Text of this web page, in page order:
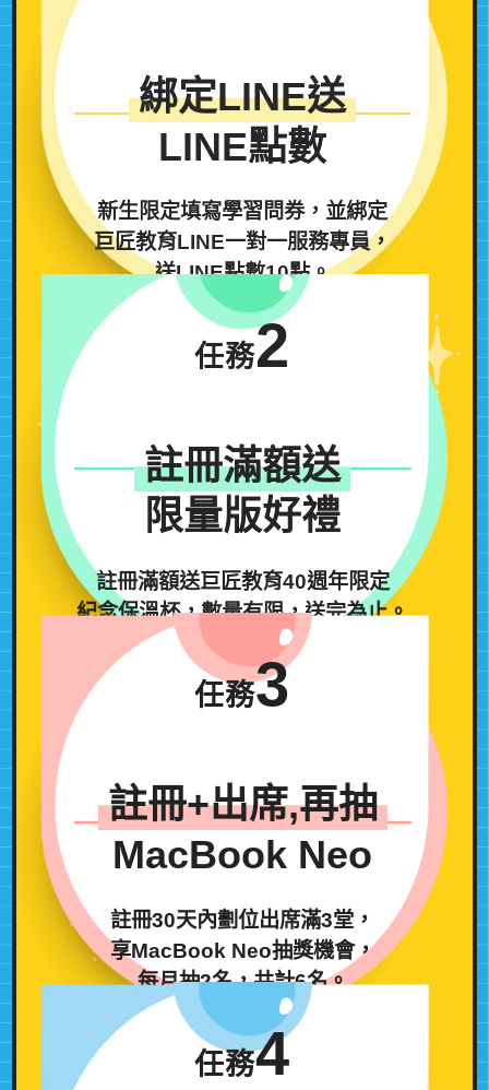
綁定LINE送
LINE點數
新生限定填寫學習問券，並綁定
巨匠教育LINE一對一服務專員，
送LINE點數10點。
任務2
註冊滿額送
限量版好禮
註冊滿額送巨匠教育40週年限定
紀念保溫杯，數量有限，送完為止。
任務3
註冊+出席,再抽
MacBook Neo
註冊30天內劃位出席滿3堂，
享MacBook Neo抽獎機會，
每月抽2名，共計6名。
任務4